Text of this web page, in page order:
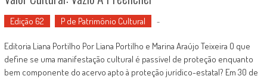
Edição 62 P de Patrimônio Cultural -
Editoria Liana Portilho Por Liana Portilho e Marina Araújo Teixeira O que
define se uma manifestação cultural é passível de proteção enquanto
bem componente do acervo apto à proteção jurídico-estatal? Em 30 de